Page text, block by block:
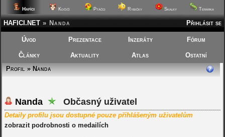
Hafíci Kočičí Ptáčci Rybičky Skalky Terárka
Přihlásit se
HAFICI.NET » Nanda
Úvod Prezentace Inzeráty Fórum
Články Aktuality Atlas
Ostatní
Profil » Nanda
Nanda Občasný uživatel
Detaily profilu jsou dostupné pouze přihlášeným uživatelům
zobrazit podrobnosti o medailích